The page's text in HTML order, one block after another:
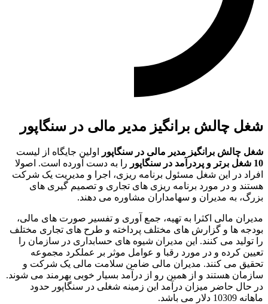
شغل چالش برانگیز مدیر مالی در سنگاپور
شغل چالش برانگیز مدیر مالی در سنگاپور
اولین جایگاه از لیست
10 شغل برتر و پردرآمد در سنگاپور
را به دست آورده است. اصولا
افراد در این شغل مسئول برنامه ریزی، اجرا و مدیریت یک شرکت
هستند و در مورد برنامه ریزی های تجاری و تصمیم گیری های
بزرگ، به مدیران و سهامداران مشاوره می دهند.
مدیران مالی اکثرا به تهیه، جمع آوری و تفسیر صورت های مالی،
بودجه ها و گزارش های مختلف پرداخته و طرح های تجاری مختلف
را تولید می کنند. این مدیران شیوه های حسابداری در سازمان را
تعیین کرده و در مورد رقبا و عوامل موثر بر عملکرد مجموعه
تحقیق می کنند. مدیران مالی ضامن سلامت مالی یک شرکت و
سازمان هستند و از همین رو از درآمد بسیار خوبی بهرمند می شوند.
در حال حاضر میزان درآمد این زمینه شغلی در سنگاپور حدود
ماهانه 10309 دلار می باشد.